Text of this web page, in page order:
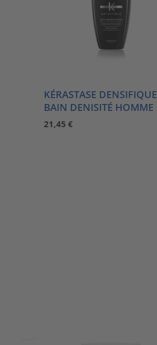
KÉRASTASE DENSIFIQUE
BAIN DENISITÉ HOMME
21,45€